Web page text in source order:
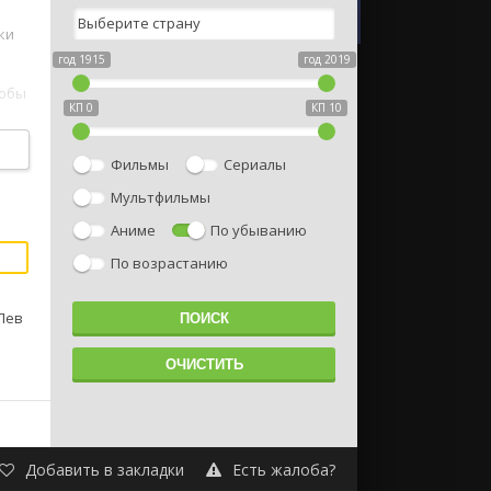
год 1915 год 2019
КП 0 КП 10
Фильмы
Сериалы
Мультфильмы
Аниме
По убыванию
По возрастанию
Добавить в закладки Есть жалоба?